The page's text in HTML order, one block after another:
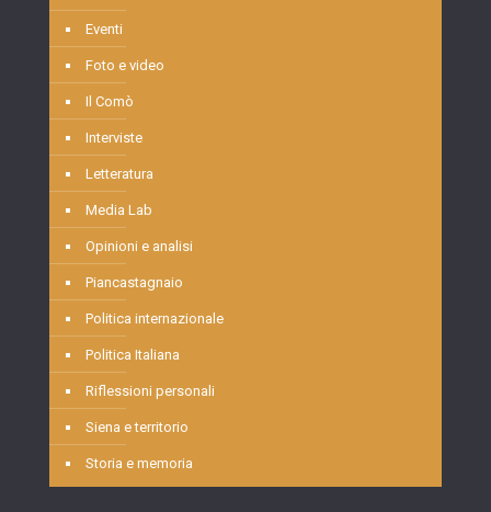
Eventi
Foto e video
Il Comò
Interviste
Letteratura
Media Lab
Opinioni e analisi
Piancastagnaio
Politica internazionale
Politica Italiana
Riflessioni personali
Siena e territorio
Storia e memoria